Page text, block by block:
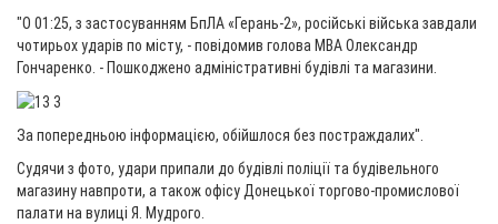
"О 01:25, з застосуванням БпЛА «Герань-2», російські війська завдали
чотирьох ударів по місту, - повідомив голова МВА Олександр
Гончаренко. - Пошкоджено адміністративні будівлі та магазини.
За попередньою інформацією, обійшлося без постраждалих".
Судячи з фото, удари припали до будівлі поліції та будівельного
магазину навпроти, а також офісу Донецької торгово-промислової
палати на вулиці Я. Мудрого.